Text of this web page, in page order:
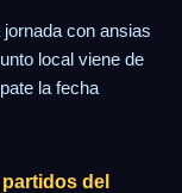
con ansias
local viene de
la fecha
del